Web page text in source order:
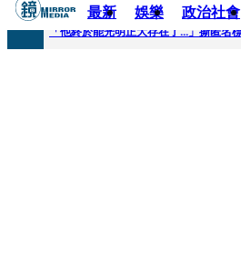
最新 娛樂 政治社會
快訊